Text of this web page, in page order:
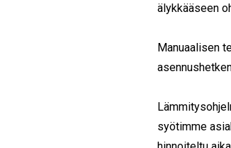
älykkääseen
Manuaalisen
syötimme